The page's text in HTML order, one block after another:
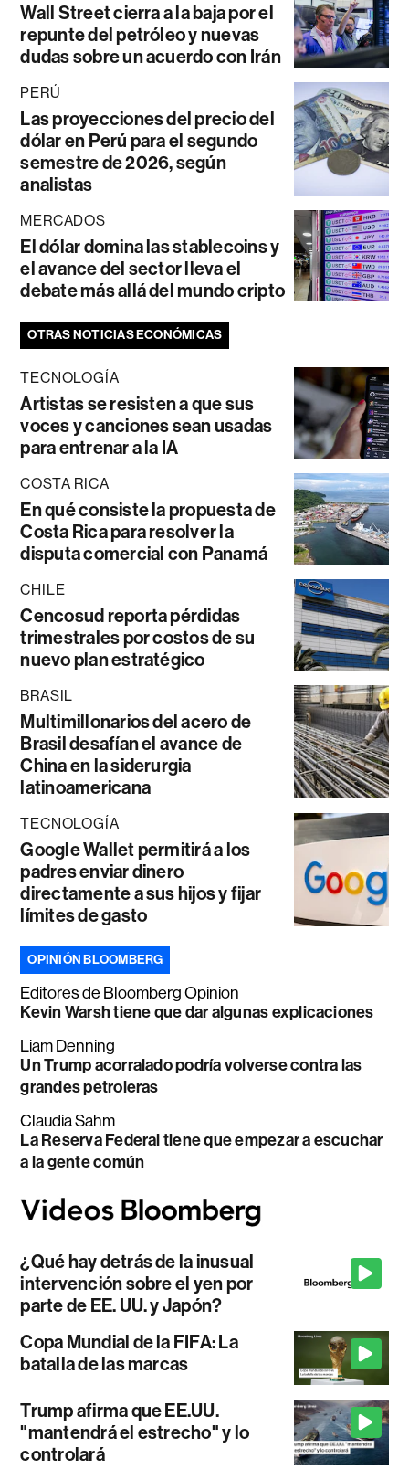
Wall Street cierra a la baja por el
repunte del petróleo y nuevas
dudas sobre un acuerdo con Irán
PERÚ
Las proyecciones del precio del
dólar en Perú para el segundo
semestre de 2026, según
analistas
MERCADOS
El dólar domina las stablecoins y
el avance del sector lleva el
debate más allá del mundo cripto
OTRAS NOTICIAS ECONÓMICAS
TECNOLOGÍA
Artistas se resisten a que sus
voces y canciones sean usadas
para entrenar a la IA
COSTA RICA
En qué consiste la propuesta de
Costa Rica para resolver la
disputa comercial con Panamá
CHILE
Cencosud reporta pérdidas
trimestrales por costos de su
nuevo plan estratégico
BRASIL
Multimillonarios del acero de
Brasil desafían el avance de
China en la siderurgia
latinoamericana
TECNOLOGÍA
Google Wallet permitirá a los
padres enviar dinero
directamente a sus hijos y fijar
límites de gasto
OPINIÓN BLOOMBERG
Editores de Bloomberg Opinion
Kevin Warsh tiene que dar algunas explicaciones
Liam Denning
Un Trump acorralado podría volverse contra las
grandes petroleras
Claudia Sahm
La Reserva Federal tiene que empezar a escuchar
a la gente común
¿Qué hay detrás de la inusual
intervención sobre el yen por
parte de EE. UU. y Japón?
Copa Mundial de la FIFA: La
batalla de las marcas
Trump afirma que EE.UU.
"mantendrá el estrecho" y lo
controlará